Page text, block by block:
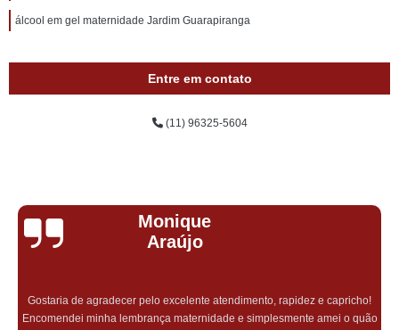
álcool em gel maternidade Jardim Guarapiranga
Entre em contato
(11) 96325-5604
Monique
Araújo
Gostaria de agradecer pelo excelente atendimento, rapidez e capricho!
Encomendei minha lembrança maternidade e simplesmente amei o quão